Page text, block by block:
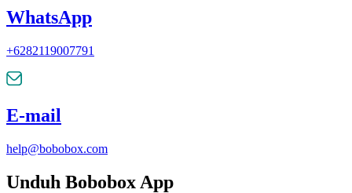
WhatsApp
+6282119007791
E-mail
help@bobobox.com
Unduh Bobobox App